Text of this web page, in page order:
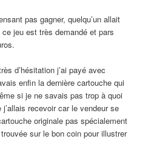
pas gagner, quelqu’un allait
jeu est très demandé et pars
d’hésitation j’ai payé avec
enfin la dernière cartouche qui
si je ne savais pas trop à quoi
recevoir car le vendeur se
originale pas spécialement
sur le bon coin pour illustrer